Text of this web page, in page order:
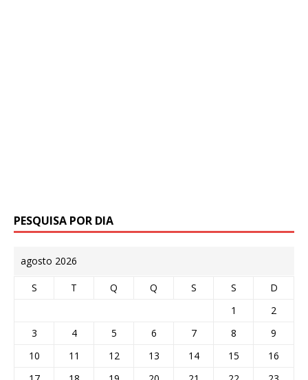
PESQUISA POR DIA
agosto 2026
S T Q Q S S
D
1
2
3
4 5 6 7 8
9
10
11 12 13 14 15
16